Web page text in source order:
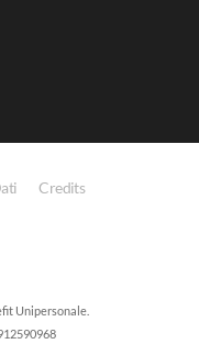
Credits
Unipersonale.